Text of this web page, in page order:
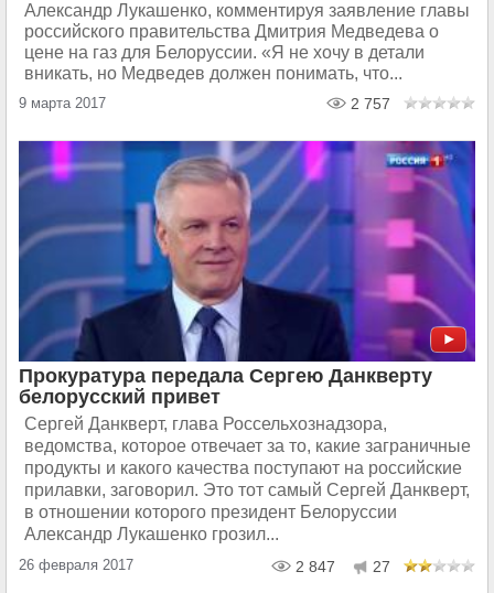
Александр Лукашенко, комментируя заявление главы
российского правительства Дмитрия Медведева о
цене на газ для Белоруссии. «Я не хочу в детали
вникать, но Медведев должен понимать, что...
9 марта 2017 2 757
Прокуратура передала Сергею Данкверту
белорусский привет
Сергей Данкверт, глава Россельхознадзора,
ведомства, которое отвечает за то, какие заграничные
продукты и какого качества поступают на российские
прилавки, заговорил. Это тот самый Сергей Данкверт,
в отношении которого президент Белоруссии
Александр Лукашенко грозил...
26 февраля 2017 2 847 27